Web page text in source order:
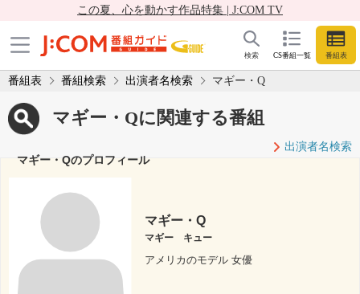
この夏、心を動かす作品特集 | J:COM TV
CS番組一覧 番組表
検索
番組表 番組検索 出演者名検索 マギー・Q
マギー・Qに関連する番組
出演者名検索
マギー・Qのプロフィール
マギー・Q
マギー キュー
アメリカのモデル 女優